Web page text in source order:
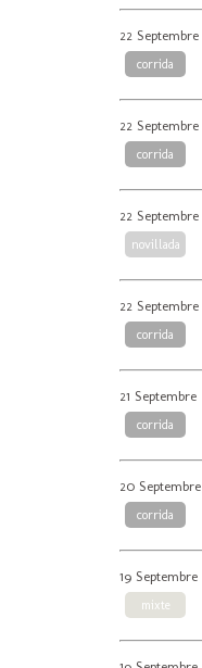
22 Septembre
corrida
22 Septembre
corrida
22 Septembre
novillada
22 Septembre
corrida
21 Septembre
corrida
20 Septembre
corrida
19 Septembre
mixte